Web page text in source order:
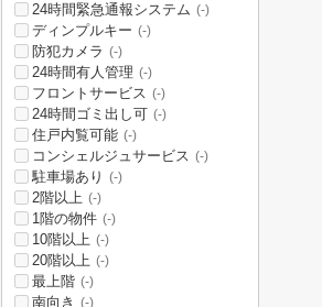
24時間緊急通報システム (-)
ディンプルキー (-)
防犯カメラ (-)
24時間有人管理 (-)
フロントサービス (-)
24時間ゴミ出し可 (-)
住戸内覧可能 (-)
コンシェルジュサービス (-)
駐車場あり (-)
2階以上 (-)
1階の物件 (-)
10階以上 (-)
20階以上 (-)
最上階 (-)
南向き (-)